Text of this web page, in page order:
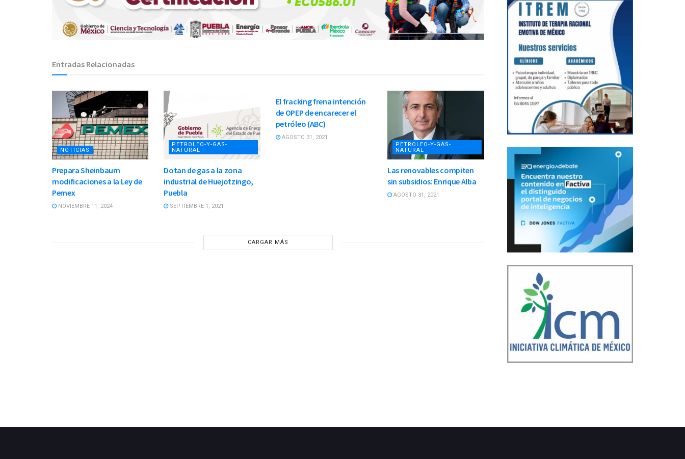
Entradas Relacionadas
NOTICIAS
Prepara Sheinbaum
modificaciones a la Ley de
Pemex
NOVIEMBRE 11, 2024
PETROLEO-Y-GAS-
NATURAL
Dotan de gas a la zona
industrial de Huejotzingo,
Puebla
SEPTIEMBRE 1, 2021
El fracking frena intención
de OPEP de encarecer el
petróleo (ABC)
AGOSTO 31, 2021
PETROLEO-Y-GAS-
NATURAL
Las renovables compiten
sin subsidios: Enrique Alba
AGOSTO 31, 2021
CARGAR MÁS